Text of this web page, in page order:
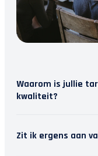
Waarom is jullie
kwaliteit?
werk te
Zit ik ergens aan